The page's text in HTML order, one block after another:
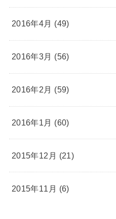
2016年4月 (49)
2016年3月 (56)
2016年2月 (59)
2016年1月 (60)
2015年12月 (21)
2015年11月 (6)